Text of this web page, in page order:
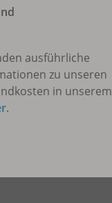
ausführliche
zu unseren
in
.